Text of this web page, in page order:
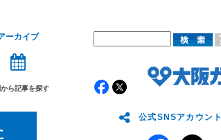
ーカイブ
から記事を探す
公式SNSアカウント